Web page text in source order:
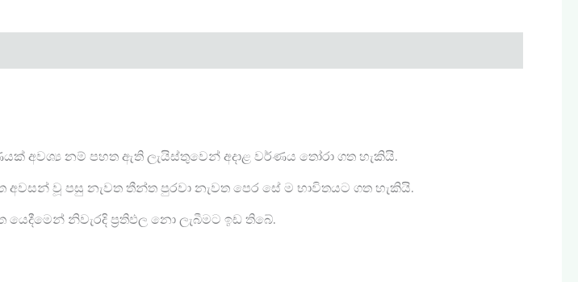
අවශ්‍ය නම් පහත ඇති ලැයිස්තුවෙන් අදාළ වර්ණය තෝරා ගත හැකියි.
වූ පසු නැවත තීන්ත පුරවා නැවත පෙර සේ ම භාවිතයට ගත හැකියි.
නිවැරදි ප්‍රතිඵල නො ලැබීමට ඉඩ තිබේ.